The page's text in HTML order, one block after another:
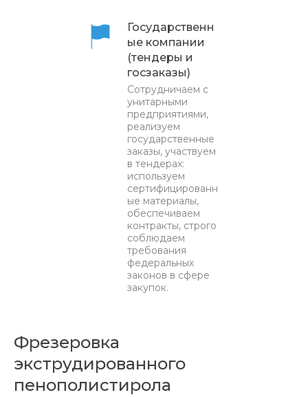
Государственн
ые компании
(тендеры и
госзаказы)
Сотрудничаем с
унитарными
предприятиями,
реализуем
государственные
заказы, участвуем
в тендерах:
используем
сертифицированн
ые материалы,
обеспечиваем
контракты, строго
соблюдаем
требования
федеральных
законов в сфере
закупок.
Фрезеровка
экструдированного
пенополистирола